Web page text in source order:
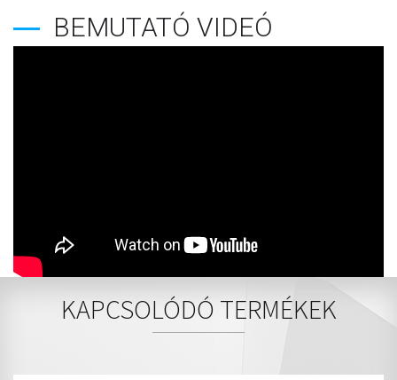
BEMUTATÓ VIDEÓ
KAPCSOLÓDÓ TERMÉKEK